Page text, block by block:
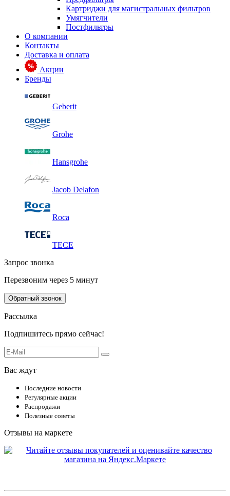
Картриджи для магистральных фильтров
Умягчители
Постфильтры
О компании
Контакты
Доставка и оплата
Акции
Бренды
Geberit
Grohe
Hansgrohe
Jacob Delafon
Roca
TECE
Запрос звонка
Перезвоним через 5 минут
Обратный звонок
Рассылка
Подпишитесь прямо сейчас!
Вас ждут
Последние новости
Регулярные акции
Распродажи
Полезные советы
Отзывы на маркете